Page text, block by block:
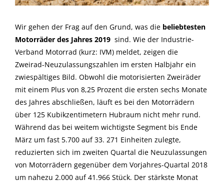
Wir gehen der Frag auf den Grund, was die beliebtesten
Motorräder des Jahres 2019 sind. Wie der Industrie-
Verband Motorrad (kurz: IVM) meldet, zeigen die
Zweirad-Neuzulassungszahlen im ersten Halbjahr ein
zwiespältiges Bild. Obwohl die motorisierten Zweiräder
mit einem Plus von 8,25 Prozent die ersten sechs Monate
des Jahres abschließen, läuft es bei den Motorrädern
über 125 Kubikzentimetern Hubraum nicht mehr rund.
Während das bei weitem wichtigste Segment bis Ende
März um fast 5.700 auf 33. 271 Einheiten zulegte,
reduzierten sich im zweiten Quartal die Neuzulassungen
von Motorrädern gegenüber dem Vorjahres-Quartal 2018
um nahezu 2.000 auf 41.966 Stück. Der stärkste Monat